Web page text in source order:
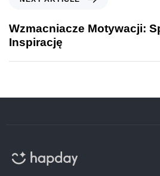
Wzmacniacze Motywacji:
Inspirację